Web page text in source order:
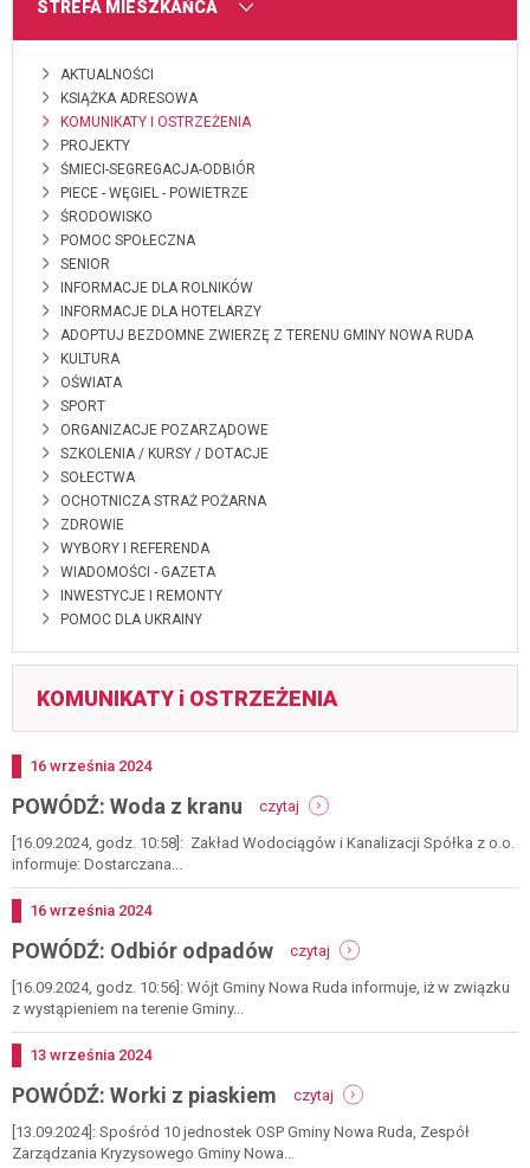
MENU
STREFA MIESZKAŃCA
AKTUALNOŚCI
KSIĄŻKA ADRESOWA
KOMUNIKATY I OSTRZEŻENIA
PROJEKTY
ŚMIECI-SEGREGACJA-ODBIÓR
PIECE - WĘGIEL - POWIETRZE
ŚRODOWISKO
POMOC SPOŁECZNA
SENIOR
INFORMACJE DLA ROLNIKÓW
INFORMACJE DLA HOTELARZY
ADOPTUJ BEZDOMNE ZWIERZĘ Z TERENU GMINY NOWA RUDA
KULTURA
OŚWIATA
SPORT
ORGANIZACJE POZARZĄDOWE
SZKOLENIA / KURSY / DOTACJE
SOŁECTWA
OCHOTNICZA STRAŻ POŻARNA
ZDROWIE
WYBORY I REFERENDA
WIADOMOŚCI - GAZETA
INWESTYCJE I REMONTY
POMOC DLA UKRAINY
KOMUNIKATY i OSTRZEŻENIA
Dodano
16 września 2024
POWÓDŹ: Woda z kranu czytaj
powódź:
woda
[16.09.2024, godz. 10:58]: Zakład Wodociągów i Kanalizacji Spółka z o.o.
informuje: Dostarczana...
Dodano
16 września 2024
POWÓDŹ: Odbiór odpadów czytaj
powódź:
odbiór
[16.09.2024, godz. 10:56]: Wójt Gminy Nowa Ruda informuje, iż w związku
z wystąpieniem na terenie Gminy...
Dodano
13 września 2024
POWÓDŹ: Worki z piaskiem czytaj
powódź:
worki
[13.09.2024]: Spośród 10 jednostek OSP Gminy Nowa Ruda, Zespół
Zarządzania Kryzysowego Gminy Nowa...